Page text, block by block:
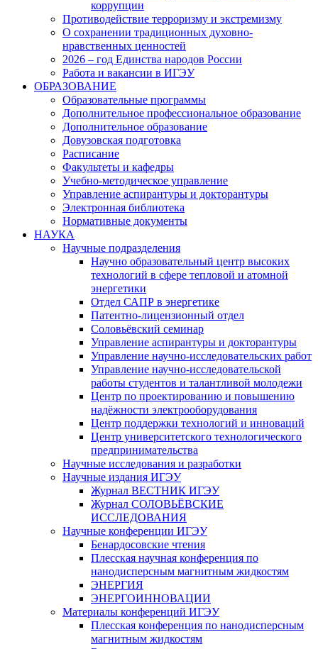
коррупции
Противодействие терроризму и экстремизму
О сохранении традиционных духовно-
нравственных ценностей
2026 – год Единства народов России
Работа и вакансии в ИГЭУ
ОБРАЗОВАНИЕ
Образовательные программы
Дополнительное профессиональное образование
Дополнительное образование
Довузовская подготовка
Расписание
Факультеты и кафедры
Учебно-методическое управление
Управление аспирантуры и докторантуры
Электронная библиотека
Нормативные документы
НАУКА
Научные подразделения
Научно образовательный центр высоких
технологий в сфере тепловой и атомной
энергетики
Отдел САПР в энергетике
Патентно-лицензионный отдел
Соловьёвский семинар
Управление аспирантуры и докторантуры
Управление научно-исследовательских работ
Управление научно-исследовательской
работы студентов и талантливой молодежи
Центр по проектированию и повышению
надёжности электрооборудования
Центр поддержки технологий и инноваций
Центр университетского технологического
предпринимательства
Научные исследования и разработки
Научные издания ИГЭУ
Журнал ВЕСТНИК ИГЭУ
Журнал СОЛОВЬЁВСКИЕ
ИССЛЕДОВАНИЯ
Научные конференции ИГЭУ
Бенардосовские чтения
Плесская научная конференция по
нанодисперсным магнитным жидкостям
ЭНЕРГИЯ
ЭНЕРГОИННОВАЦИИ
Материалы конференций ИГЭУ
Плесская конференция по нанодисперсным
магнитным жидкостям